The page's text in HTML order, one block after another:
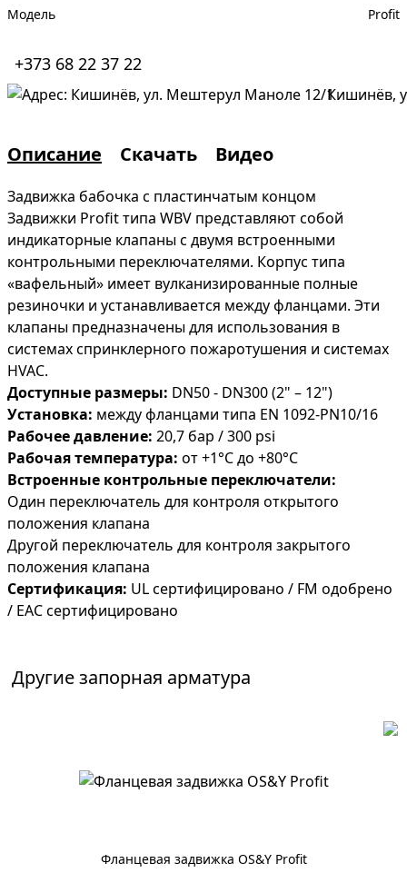
Модель Profit
+373 68 22 37 22
Кишинёв,
Описание Скачать Видео
Задвижка бабочка с пластинчатым концом
Задвижки Profit типа WBV представляют собой
индикаторные клапаны с двумя встроенными
контрольными переключателями. Корпус типа
«вафельный» имеет вулканизированные полные
резиночки и устанавливается между фланцами. Эти
клапаны предназначены для использования в
системах спринклерного пожаротушения и системах
HVAC.
Доступные размеры: DN50 - DN300 (2" – 12")
Установка: между фланцами типа EN 1092-PN10/16
Рабочее давление: 20,7 бар / 300 psi
Рабочая температура: от +1°C до +80°C
Встроенные контрольные переключатели:
Один переключатель для контроля открытого
положения клапана
Другой переключатель для контроля закрытого
положения клапана
Сертификация: UL сертифицировано / FM одобрено
/ EAC сертифицировано
Другиезапорная арматура
Фланцевая задвижка OS&Y Profit